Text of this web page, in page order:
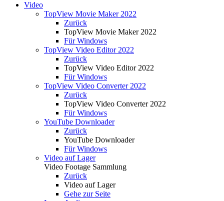
Video
TopView Movie Maker 2022
Zurück
TopView Movie Maker 2022
Für Windows
TopView Video Editor 2022
Zurück
TopView Video Editor 2022
Für Windows
TopView Video Converter 2022
Zurück
TopView Video Converter 2022
Für Windows
YouTube Downloader
Zurück
YouTube Downloader
Für Windows
Video auf Lager
Video Footage Sammlung
Zurück
Video auf Lager
Gehe zur Seite